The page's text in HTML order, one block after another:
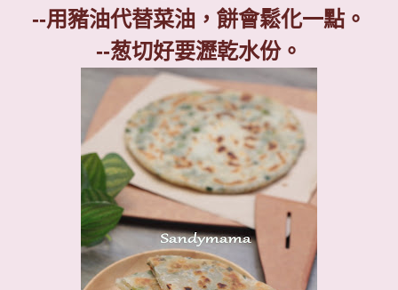
--用豬油代替菜油，餅會鬆化一點。
--葱切好要瀝乾水份。